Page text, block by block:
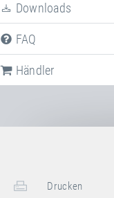
Downloads
FAQ
Nachfolgend finden Sie
Händler
Drucken